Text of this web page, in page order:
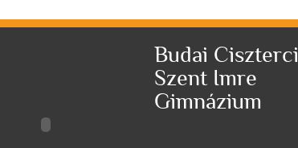
Budai Ciszterci
Szent Imre
Gimnázium